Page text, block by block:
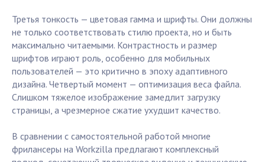
Третья тонкость — цветовая гамма и шрифты. Они должны
не только соответствовать стилю проекта, но и быть
максимально читаемыми. Контрастность и размер
шрифтов играют роль, особенно для мобильных
пользователей — это критично в эпоху адаптивного
дизайна. Четвертый момент — оптимизация веса файла.
Слишком тяжелое изображение замедлит загрузку
страницы, а чрезмерное сжатие ухудшит качество.
В сравнении с самостоятельной работой многие
фрилансеры на Workzilla предлагают комплексный